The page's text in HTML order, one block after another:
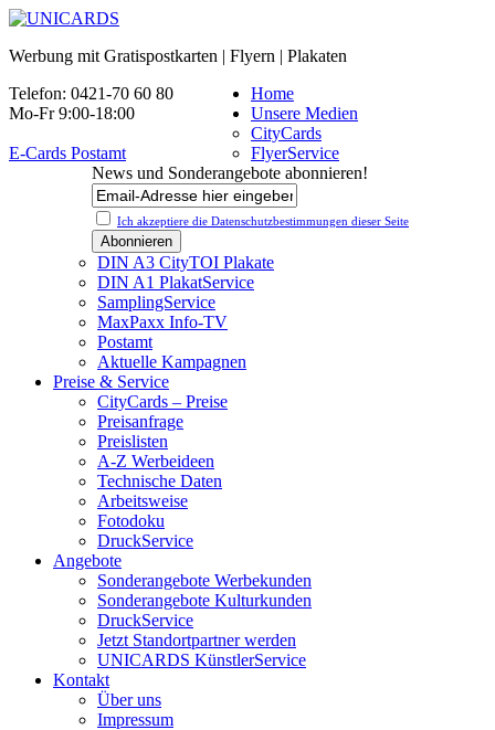
Werbung mit Gratispostkarten | Flyern | Plakaten
Telefon: 0421-70 60 80
Mo-Fr 9:00-18:00
E-Cards Postamt
News und Sonderangebote abonnieren!
Ich akzeptiere die Datenschutz­bestimmungen dieser Seite
Home
Unsere Medien
CityCards
FlyerService
DIN A3 CityTOI Plakate
DIN A1 PlakatService
SamplingService
MaxPaxx Info-TV
Postamt
Aktuelle Kampagnen
Preise & Service
CityCards – Preise
Preisanfrage
Preislisten
A-Z Werbeideen
Technische Daten
Arbeitsweise
Fotodoku
DruckService
Angebote
Sonderangebote Werbekunden
Sonderangebote Kulturkunden
DruckService
Jetzt Standortpartner werden
UNICARDS KünstlerService
Kontakt
Über uns
Impressum